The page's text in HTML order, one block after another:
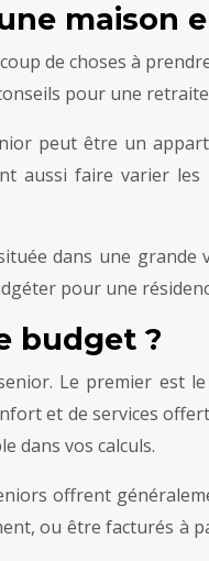
maison
de choses à
pour une
peut être un
aussi faire varier
dans une grande
pour une
budget ?
Le premier est
et de services
dans vos calculs.
offrent
ou être facturés